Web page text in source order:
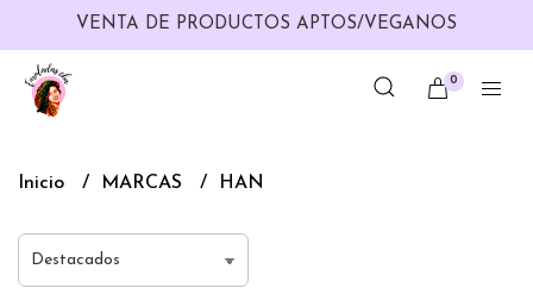
VENTA DE PRODUCTOS APTOS/VEGANOS
0
Inicio MARCAS HAN